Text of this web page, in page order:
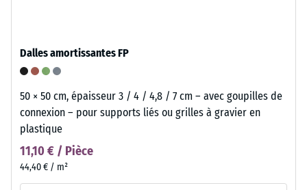
Dalles amortissantes FP
50 × 50 cm, épaisseur 3 / 4 / 4,8 / 7 cm – avec goupilles de
connexion – pour supports liés ou grilles à gravier en
plastique
11,10 € / Pièce
44,40 € / m²